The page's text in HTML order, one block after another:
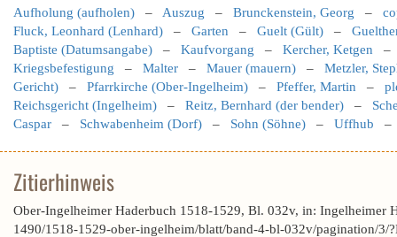
Aufholung (aufholen) – Auszug – Brunckenstein, Georg –
Fluck, Leonhard (Lenhard) – Garten – Guelt (Gült) –
Baptiste (Datumsangabe) – Kaufvorgang – Kercher, Ketgen
Kriegsbefestigung – Malter – Mauer (mauern) – Metzler,
Gericht) – Pfarrkirche (Ober-Ingelheim) – Pfeffer, Martin –
Reichsgericht (Ingelheim) – Reitz, Bernhard (der bender) –
Caspar – Schwabenheim (Dorf) – Sohn (Söhne) – Uffhub
Zitierhinweis
Ober-Ingelheimer Haderbuch 1518-1529, Bl. 032v, in: Ingelheimer
1490/1518-1529-ober-ingelheim/blatt/band-4-bl-032v/pagination/